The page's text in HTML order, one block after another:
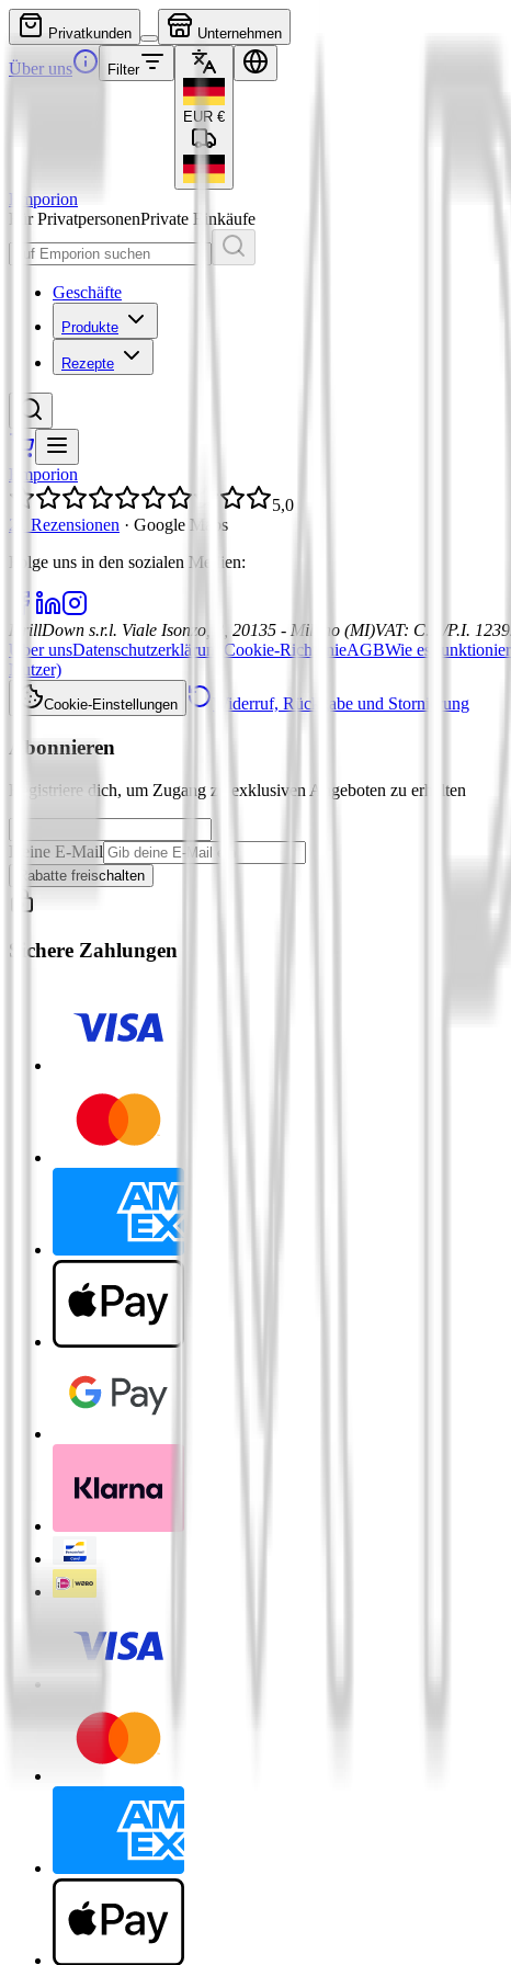
Privatkunden Unternehmen
Über uns Filter
EUR €
Emporion
Für PrivatpersonenPrivate Einkäufe
Geschäfte
Produkte
Rezepte
Emporion
5,0
21 Rezensionen · Google Maps
Folge uns in den sozialen Medien:
DrillDown s.r.l. Viale Isonzo, 8, 20135 - Milano (MI)VAT: C.F./P.I.
Über unsDatenschutzerklärung Cookie-RichtlinieAGBWie es funktioniert
Nutzer)
Cookie-Einstellungen Widerruf, Rückgabe und Stornierung
Abonnieren
Registriere dich, um Zugang zu exklusiven Angeboten zu erhalten
Deine E-Mail
Rabatte freischalten
Sichere Zahlungen